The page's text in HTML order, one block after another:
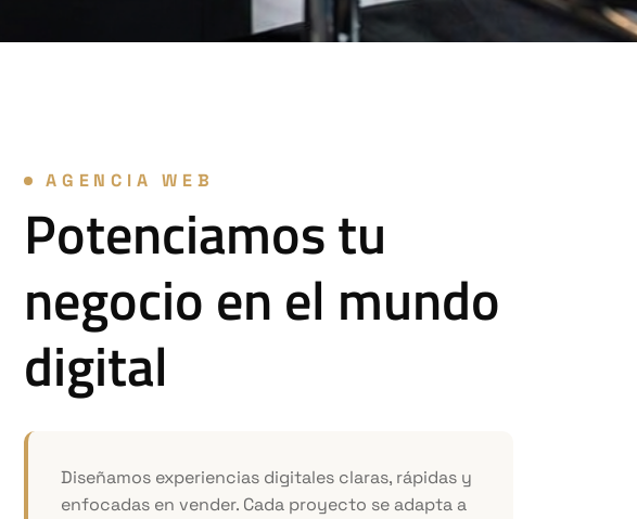
AGENCIA WEB
Potenciamos tu
negocio en el mundo
digital
Diseñamos experiencias digitales claras, rápidas y
enfocadas en vender. Cada proyecto se adapta a